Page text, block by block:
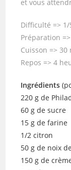
et vous
Difficulté => 1/
Préparation
Cuisson => 30
Repos => 4
Ingrédients
220 g de
60 g de sucre
15 g de farine
1/2 citron
50 g de noix
150 g de